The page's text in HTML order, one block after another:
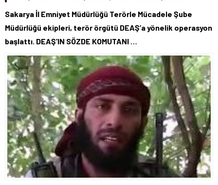
55,1921
Sakarya İl Emniyet Müdürlüğü Terörle Mücadele Şube
Müdürlüğü ekipleri, terör örgütü DEAŞ’a yönelik operasyon
başlattı. DEAŞ’IN SÖZDE KOMUTANI …